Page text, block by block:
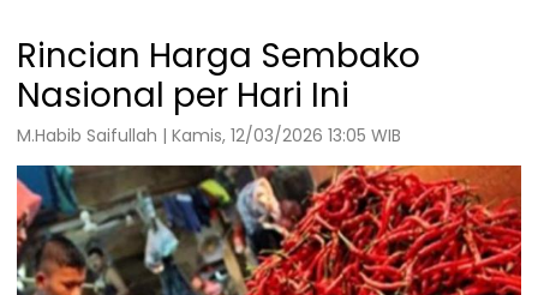
Rincian Harga Sembako
Nasional per Hari Ini
M.Habib Saifullah | Kamis, 12/03/2026 13:05 WIB